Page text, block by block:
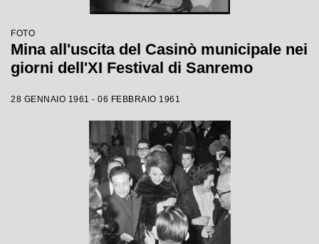
FOTO
Mina all'uscita del Casinò municipale nei
giorni dell'XI Festival di Sanremo
28 GENNAIO 1961 - 06 FEBBRAIO 1961